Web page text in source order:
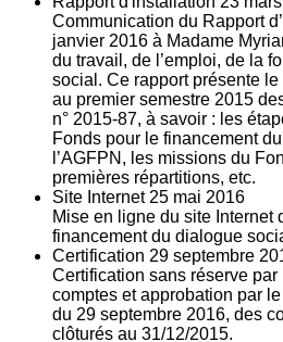
Communication du Rapport
janvier 2016 à Madame
du travail, de l’emploi, de la
social. Ce rapport présente
au premier semestre 2015
n° 2015-87, à savoir : les
Fonds pour le financement
l’AGFPN, les missions du
premières répartitions, etc.
Site Internet 25 mai 2016
Mise en ligne du site Internet
financement du dialogue
Certification 29 septembre
Certification sans réserve
comptes et approbation par
du 29 septembre 2016, des
clôturés au 31/12/2015.